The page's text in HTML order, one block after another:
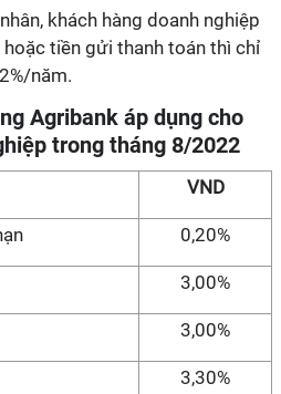
khách hàng doanh nghiệp
tiền gửi thanh toán thì chỉ
năm.
Agribank áp dụng cho
trong tháng 8/2022
VND
0,20%
3,00%
3,00%
3,30%